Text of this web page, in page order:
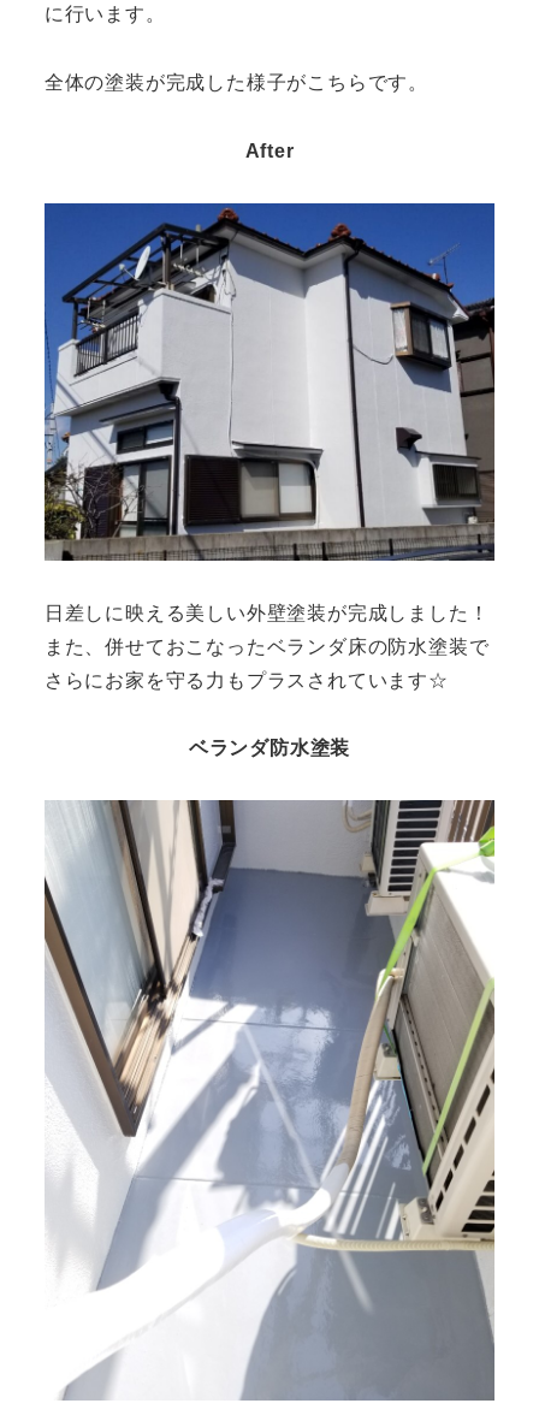
に行います。
全体の塗装が完成した様子がこちらです。
After
日差しに映える美しい外壁塗装が完成しました！
また、併せておこなったベランダ床の防水塗装で
さらにお家を守る力もプラスされています☆
ベランダ防水塗装